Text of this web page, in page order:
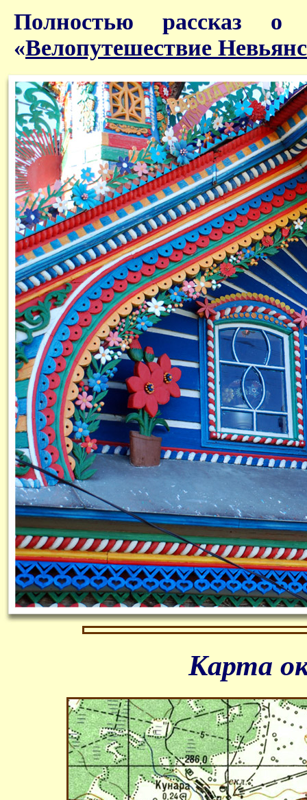
Полностью рассказ о
«Велопутешествие
Карта